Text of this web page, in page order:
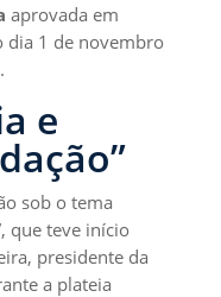
aprovada em
dia 1 de novembro
e
sob o tema
que teve início
presidente da
a plateia